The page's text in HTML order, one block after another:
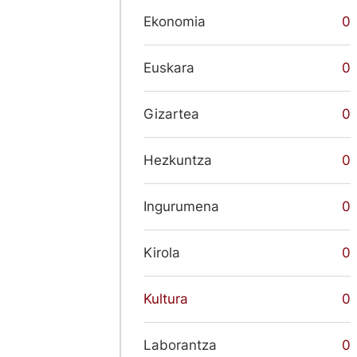
Ekonomia 0
Euskara 0
Gizartea 0
Hezkuntza 0
Ingurumena 0
Kirola 0
Kultura 0
Laborantza 0